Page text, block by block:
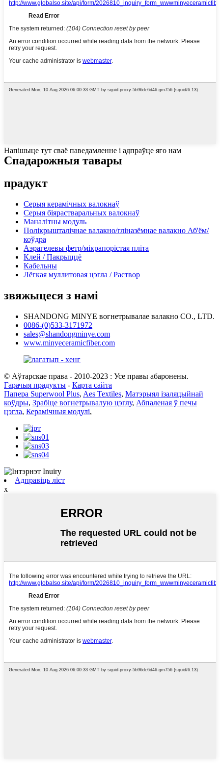
Напішыце тут сваё паведамленне і адпраўце яго нам
Спадарожныя тавары
прадукт
Серыя керамічных валокнаў
Серыя біярастваральных валокнаў
Маналітны модуль
Полікрышталічнае валакно/гліназёмнае валакно Аб'ём/
коўдра
Аэрагелевы фетр/мікрапорістая пліта
Клей / Пакрыццё
Кабельны
Лёгкая муллитовая цэгла / Раствор
звяжыцеся з намі
SHANDONG MINYE вогнетрывалае валакно CO., LTD.
0086-(0)533-3171972
sales@shandongminye.com
www.minyeceramicfiber.com
© Аўтарскае права - 2010-2023 : Усе правы абаронены.
Гарачыя прадукты - Карта сайта
Папера Superwool Plus, Aes Textiles, Матэрыял ізаляцыйнай
коўдры, Зрабіце вогнетрывалую цэглу, Абпаленая ў печы
цэгла, Керамічныя модулі,
Адправіць ліст
x